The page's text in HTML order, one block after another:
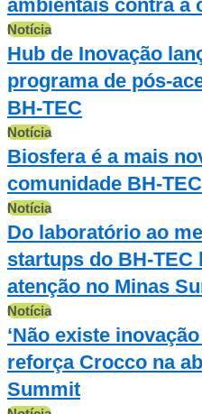
ambientais contra a
Notícia
Hub de Inovação
programa de pós-
BH-TEC
Notícia
Biosfera é a mais
comunidade BH-TEC
Notícia
Do laboratório ao
startups do BH-
atenção no Minas
Notícia
‘Não existe
reforça Crocco na
Summit